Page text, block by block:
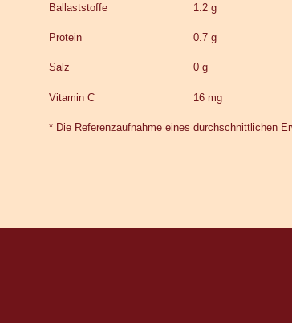
Ballaststoffe
Protein
Salz
Vitamin C
1.2 g
0.7 g
0 g
16 mg
* Die Referenzaufnahme eines durchschnittlichen